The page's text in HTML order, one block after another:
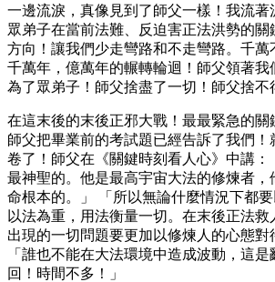
一邊流淚，真像見到了師父一樣！我流著
眾弟子在當前法難、反迫害正法洪勢的關
方向！讓我們少走彎路和不走彎路。千萬
千萬年，億萬年的輾轉輪迴！師父領著我
為了眾弟子！師父捨盡了一切！師父捨不
在這末後的末後正邪大戰！最最緊急的關
師父把畢業前的考試題已經告訴了我們
卷了！師父在《關鍵時刻看人心》中講：
最神聖的。他是最高宇宙大法的修煉者，
命根本的。」 「所以無論什麼情況下都要
以法為重，用法衡量一切。在末後正法救
出現的一切問題要更加以修煉人的心態對
「誰也不能在大法環境中造成波動，這
回！時間不多！」